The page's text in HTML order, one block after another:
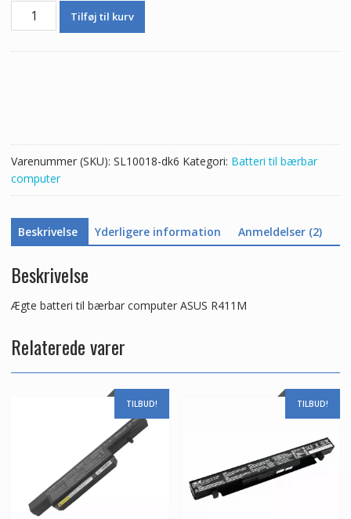
Ægte
Tilføj til kurv
Varenummer (SKU): SL10018-dk6 Kategori: Batteri til bærbar
computer
Beskrivelse Yderligere information Anmeldelser (2)
Beskrivelse
Ægte batteri til bærbar computer ASUS R411M
Relaterede varer
TILBUD! TILBUD!